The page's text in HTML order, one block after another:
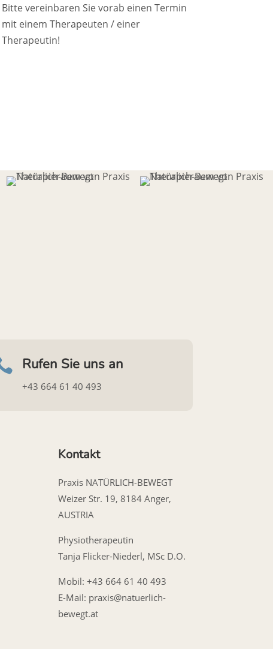
Bitte vereinbaren Sie vorab einen Termin
mit einem Therapeuten / einer
Therapeutin!
Rufen Sie uns an
+43 664 61 40 493
Kontakt
Praxis NATÜRLICH-BEWEGT
Weizer Str. 19, 8184 Anger,
AUSTRIA
Physiotherapeutin
Tanja Flicker-Niederl, MSc D.O.
Mobil: +43 664 61 40 493
E-Mail: praxis@natuerlich-
bewegt.at